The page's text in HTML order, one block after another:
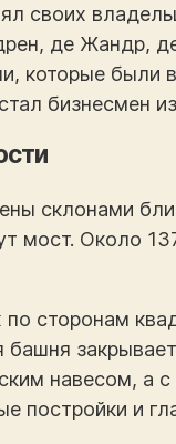
своих
де Жандр,
которые были
бизнесмен
склонами
мост. Около
сторонам
навесом, а
постройки и